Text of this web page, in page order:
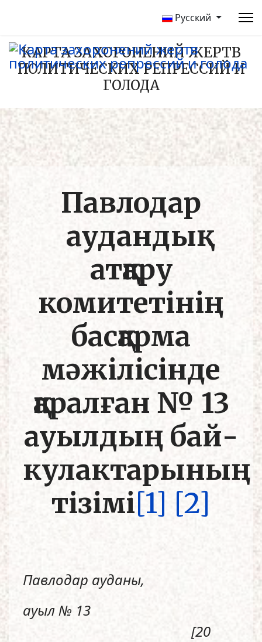
Русский
КАРТА ЗАХОРОНЕНИЙ ЖЕРТВ
ПОЛИТИЧЕСКИХ РЕПРЕССИЙ И
ГОЛОДА
Павлодар
аудандық
атқару
комитетінің
басқарма
мәжілісінде
қаралған № 13
ауылдың бай-
кулактарының
тізімі[1] [2]
Павлодар ауданы,
ауыл № 13
[20